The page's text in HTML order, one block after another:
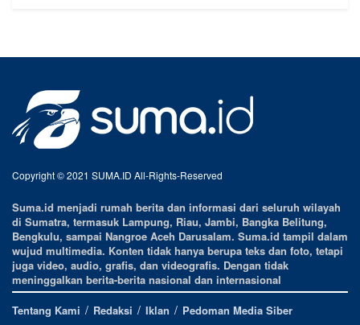
Copyright © 2021 SUMA.ID All-Rights-Reserved
Suma.id menjadi rumah berita dan informasi dari seluruh wilayah
di Sumatra, termasuk Lampung, Riau, Jambi, Bangka Belitung,
Bengkulu, sampai Nangroe Aceh Darusalam. Suma.id tampil dalam
wujud multimedia. Konten tidak hanya berupa teks dan foto, tetapi
juga video, audio, grafis, dan videografis. Dengan tidak
meninggalkan berita-berita nasional dan internasional
Tentang Kami
Redaksi Iklan Pedoman Media Siber